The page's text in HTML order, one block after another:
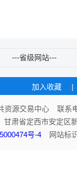
---省级网站---
加入收藏 |
资源交易中心 联系
甘肃省定西市安定
号-4 网站标